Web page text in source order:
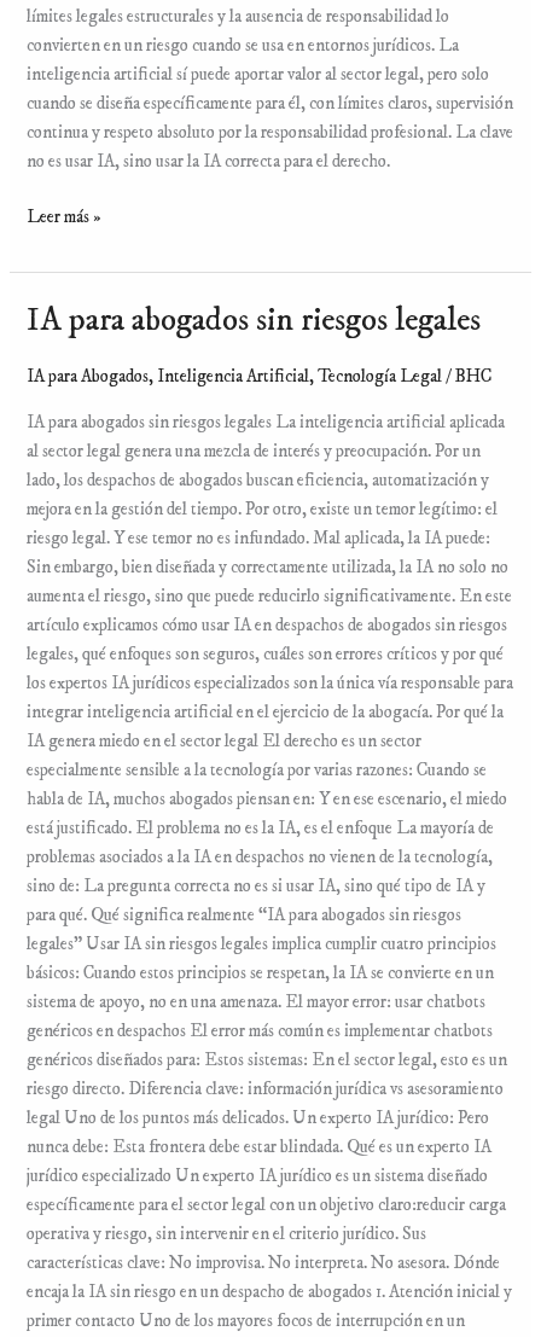
límites legales estructurales y la ausencia de responsabilidad lo
convierten en un riesgo cuando se usa en entornos jurídicos. La
inteligencia artificial sí puede aportar valor al sector legal, pero solo
cuando se diseña específicamente para él, con límites claros, supervisión
continua y respeto absoluto por la responsabilidad profesional. La clave
no es usar IA, sino usar la IA correcta para el derecho.
Leer más »
IA para abogados sin riesgos legales
IA para Abogados, Inteligencia Artificial,Tecnología Legal/BHC
IA para abogados sin riesgos legales La inteligencia artificial aplicada
al sector legal genera una mezcla de interés y preocupación. Por un
lado, los despachos de abogados buscan eficiencia, automatización y
mejora en la gestión del tiempo. Por otro, existe un temor legítimo: el
riesgo legal. Y ese temor no es infundado. Mal aplicada, la IA puede:
Sin embargo, bien diseñada y correctamente utilizada, la IA no solo no
aumenta el riesgo, sino que puede reducirlo significativamente. En este
artículo explicamos cómo usar IA en despachos de abogados sin riesgos
legales, qué enfoques son seguros, cuáles son errores críticos y por qué
los expertos IA jurídicos especializados son la única vía responsable para
integrar inteligencia artificial en el ejercicio de la abogacía. Por qué la
IA genera miedo en el sector legal El derecho es un sector
especialmente sensible a la tecnología por varias razones: Cuando se
habla de IA, muchos abogados piensan en: Y en ese escenario, el miedo
está justificado. El problema no es la IA, es el enfoque La mayoría de
problemas asociados a la IA en despachos no vienen de la tecnología,
sino de: La pregunta correcta no es si usar IA, sino qué tipo de IA y
para qué. Qué significa realmente “IA para abogados sin riesgos
legales” Usar IA sin riesgos legales implica cumplir cuatro principios
básicos: Cuando estos principios se respetan, la IA se convierte en un
sistema de apoyo, no en una amenaza. El mayor error: usar chatbots
genéricos en despachos El error más común es implementar chatbots
genéricos diseñados para: Estos sistemas: En el sector legal, esto es un
riesgo directo. Diferencia clave: información jurídica vs asesoramiento
legal Uno de los puntos más delicados. Un experto IA jurídico: Pero
nunca debe: Esta frontera debe estar blindada. Qué es un experto IA
jurídico especializado Un experto IA jurídico es un sistema diseñado
específicamente para el sector legal con un objetivo claro:reducir carga
operativa y riesgo, sin intervenir en el criterio jurídico. Sus
características clave: No improvisa. No interpreta. No asesora. Dónde
encaja la IA sin riesgo en un despacho de abogados 1. Atención inicial y
primer contacto Uno de los mayores focos de interrupción en un
IA
abogados
riesgos
legales